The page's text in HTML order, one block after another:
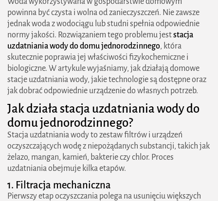
powinna być czysta i wolna od zanieczyszczeń. Nie zawsze
jednak woda z wodociągu lub studni spełnia odpowiednie
normy jakości. Rozwiązaniem tego problemu jeststacja
uzdatniania wody do domu jednorodzinnego, która
skutecznie poprawia jej właściwości fizykochemiczne i
biologiczne. W artykule wyjaśniamy, jak działają domowe
stacje uzdatniania wody, jakie technologie są dostępne oraz
jak dobrać odpowiednie urządzenie do własnych potrzeb.
Jak działa stacja uzdatniania wody do
domu jednorodzinnego?
Stacja uzdatniania wody to zestaw filtrów i urządzeń
oczyszczających wodę z niepożądanych substancji, takich jak
żelazo, mangan, kamień, bakterie czy chlor. Proces
uzdatniania obejmuje kilka etapów.
1. Filtracja mechaniczna
Pierwszy etap oczyszczania polega na usunięciu większych
2. Stacje uzdatniania wody ze studni
3. Kompaktowe systemy uzdatniania wody
Jak dobrać odpowiednią stację uzdatniania wody?
1. Analiza jakości wody
2. Dobór odpowiednich filtrów
4. Koszty zakupu i eksploatacji
Najczęstsze problemy i ich rozwiązania
1. Zbyt szybkie zużycie wkładów filtracyjnych
2. Twarda woda pomimo zastosowania
zmiękczacza